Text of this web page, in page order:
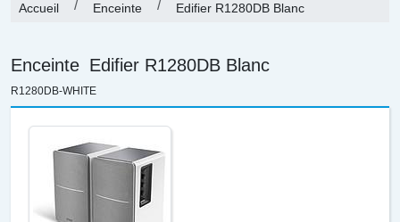
Accueil Enceinte Edifier R1280DB Blanc
Enceinte Edifier R1280DB Blanc
R1280DB-WHITE